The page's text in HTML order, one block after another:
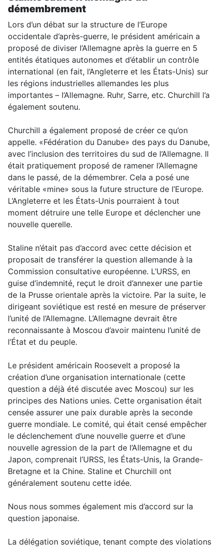
démembrement
Lors d’un débat sur la structure de l’Europe
occidentale d’après-guerre, le président américain a
proposé de diviser l’Allemagne après la guerre en 5
entités étatiques autonomes et d’établir un contrôle
international (en fait, l’Angleterre et les États-Unis) sur
les régions industrielles allemandes les plus
importantes – l’Allemagne. Ruhr, Sarre, etc. Churchill l’a
également soutenu.
Churchill a également proposé de créer ce qu’on
appelle. «Fédération du Danube» des pays du Danube,
avec l’inclusion des territoires du sud de l’Allemagne. Il
était pratiquement proposé de ramener l’Allemagne
dans le passé, de la démembrer. Cela a posé une
véritable «mine» sous la future structure de l’Europe.
L’Angleterre et les États-Unis pourraient à tout
moment détruire une telle Europe et déclencher une
nouvelle querelle.
Staline n’était pas d’accord avec cette décision et
proposait de transférer la question allemande à la
Commission consultative européenne. L’URSS, en
guise d’indemnité, reçut le droit d’annexer une partie
de la Prusse orientale après la victoire. Par la suite, le
dirigeant soviétique est resté en mesure de préserver
l’unité de l’Allemagne. L’Allemagne devrait être
reconnaissante à Moscou d’avoir maintenu l’unité de
l’État et du peuple.
Le président américain Roosevelt a proposé la
création d’une organisation internationale (cette
question a déjà été discutée avec Moscou) sur les
principes des Nations unies. Cette organisation était
censée assurer une paix durable après la seconde
guerre mondiale. Le comité, qui était censé empêcher
le déclenchement d’une nouvelle guerre et d’une
nouvelle agression de la part de l’Allemagne et du
Japon, comprenait l’URSS, les États-Unis, la Grande-
Bretagne et la Chine. Staline et Churchill ont
généralement soutenu cette idée.
Nous nous sommes également mis d’accord sur la
question japonaise.
La délégation soviétique, tenant compte des violations